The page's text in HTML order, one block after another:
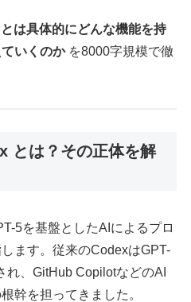
は具体的にどんな機能を持
いくのかを8000字規模で徹
とは？その正体を解
5を基盤としたAIによるプロ
ます。従来のCodexはGPT-
れ、GitHub CopilotなどのAI
幹を担ってきました。